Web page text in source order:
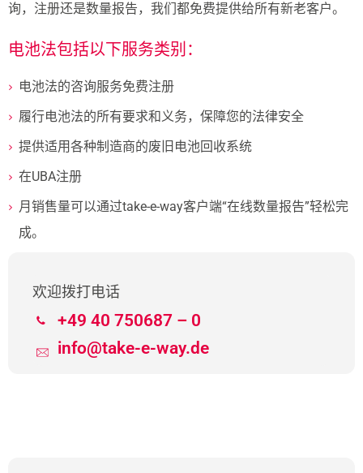
询，注册还是数量报告，我们都免费提供给所有新老客户。
电池法包括以下服务类别：
电池法的咨询服务免费注册
履行电池法的所有要求和义务，保障您的法律安全
提供适用各种制造商的废旧电池回收系统
在UBA注册
月销售量可以通过take-e-way客户端“在线数量报告”轻松完
成。
欢迎拨打电话
+49 40 750687 – 0
info@take-e-way.de